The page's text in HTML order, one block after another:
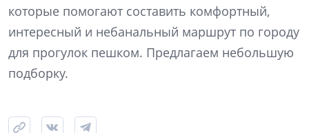
которые помогают составить комфортный,
интересный и небанальный маршрут по городу
для прогулок пешком. Предлагаем небольшую
подборку.